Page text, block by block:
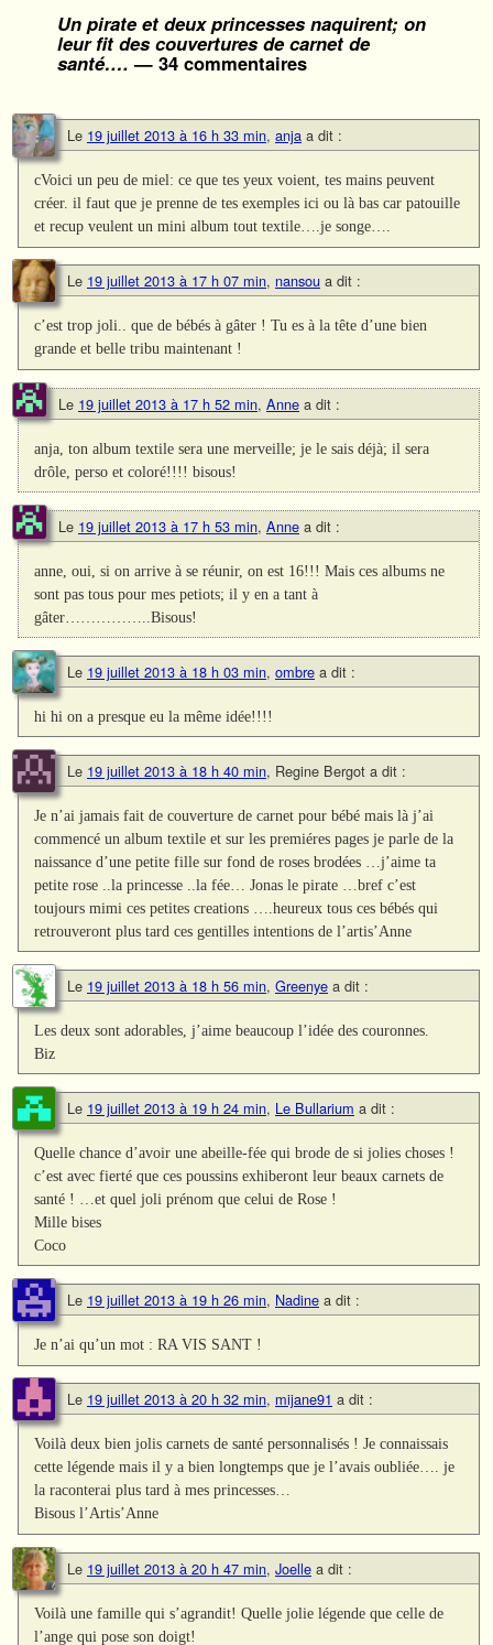
Un pirate et deux princesses naquirent; on
leur fit des couvertures de carnet de
santé…. — 34 commentaires
Le 19 juillet 2013 à 16 h 33 min, anja a dit :
cVoici un peu de miel: ce que tes yeux voient, tes mains peuvent
créer. il faut que je prenne de tes exemples ici ou là bas car patouille
et recup veulent un mini album tout textile….je songe….
Le 19 juillet 2013 à 17 h 07 min, nansou a dit :
c’est trop joli.. que de bébés à gâter ! Tu es à la tête d’une bien
grande et belle tribu maintenant !
Le 19 juillet 2013 à 17 h 52 min, Anne a dit :
anja, ton album textile sera une merveille; je le sais déjà; il sera
drôle, perso et coloré!!!! bisous!
Le 19 juillet 2013 à 17 h 53 min, Anne a dit :
anne, oui, si on arrive à se réunir, on est 16!!! Mais ces albums ne
sont pas tous pour mes petiots; il y en a tant à
gâter……………..Bisous!
Le 19 juillet 2013 à 18 h 03 min, ombre a dit :
hi hi on a presque eu la même idée!!!!
Le 19 juillet 2013 à 18 h 40 min, Regine Bergot a dit :
Je n’ai jamais fait de couverture de carnet pour bébé mais là j’ai
commencé un album textile et sur les premiéres pages je parle de la
naissance d’une petite fille sur fond de roses brodées …j’aime ta
petite rose ..la princesse ..la fée… Jonas le pirate …bref c’est
toujours mimi ces petites creations ….heureux tous ces bébés qui
retrouveront plus tard ces gentilles intentions de l’artis’Anne
Le 19 juillet 2013 à 18 h 56 min, Greenye a dit :
Les deux sont adorables, j’aime beaucoup l’idée des couronnes.
Biz
Le 19 juillet 2013 à 19 h 24 min, Le Bullarium a dit :
Quelle chance d’avoir une abeille-fée qui brode de si jolies choses !
c’est avec fierté que ces poussins exhiberont leur beaux carnets de
santé ! …et quel joli prénom que celui de Rose !
Mille bises
Coco
Le 19 juillet 2013 à 19 h 26 min, Nadine a dit :
Je n’ai qu’un mot : RA VIS SANT !
Le 19 juillet 2013 à 20 h 32 min, mijane91 a dit :
Voilà deux bien jolis carnets de santé personnalisés ! Je connaissais
cette légende mais il y a bien longtemps que je l’avais oubliée…. je
la raconterai plus tard à mes princesses…
Bisous l’Artis’Anne
Le 19 juillet 2013 à 20 h 47 min, Joelle a dit :
Voilà une famille qui s’agrandit! Quelle jolie légende que celle de
l’ange qui pose son doigt!